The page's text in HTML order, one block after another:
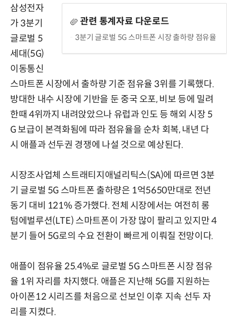
관련 통계자료 다운로드
3분기 글로벌 5G 스마트폰 시장 출하량 점유율
삼성전자
가 3분기
글로벌 5
세대(5G)
이동통신
스마트폰 시장에서 출하량 기준 점유율 3위를 기록했다.
방대한 내수 시장에 기반을 둔 중국 오포, 비보 등에 밀려
한때 4위까지 내려앉았으나 유럽과 인도 등 해외 시장 5
G 보급이 본격화됨에 따라 점유율을 순차 회복, 내년 다
시 애플과 선두권 경쟁에 나설 것으로 예상된다.
시장조사업체 스트래티지애널리틱스(SA)에 따르면 3분
기 글로벌 5G 스마트폰 출하량은 1억5650만대로 전년
동기 대비 121% 증가했다. 전체 시장에서는 여전히 롱
텀에벌루션(LTE) 스마트폰이 가장 많이 팔리고 있지만 4
분기 들어 5G로의 수요 전환이 빠르게 이뤄질 전망이다.
애플이 점유율 25.4%로 글로벌 5G 스마트폰 시장 점유
율 1위 자리를 차지했다. 애플은 지난해 5G를 지원하는
아이폰12 시리즈를 처음으로 선보인 이후 지속 선두 자
리를 지켰다.